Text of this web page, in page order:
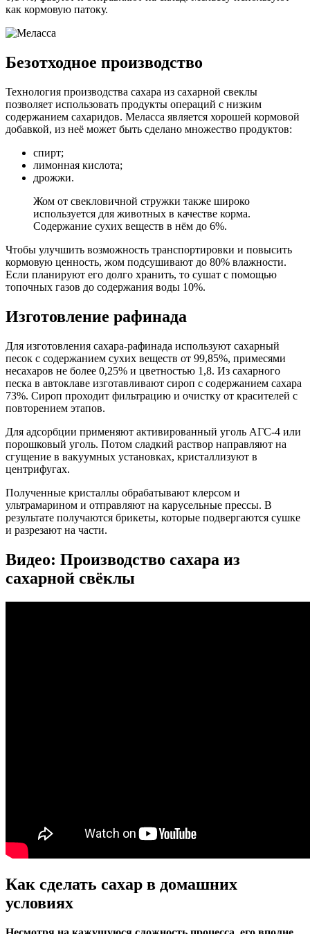
как кормовую патоку.
Безотходное производство
Технология производства сахара из сахарной свеклы
позволяет использовать продукты операций с низким
содержанием сахаридов. Меласса является хорошей кормовой
добавкой, из неё может быть сделано множество продуктов:
спирт;
лимонная кислота;
дрожжи.
Жом от свекловичной стружки также широко
используется для животных в качестве корма.
Содержание сухих веществ в нём до 6%.
Чтобы улучшить возможность транспортировки и повысить
кормовую ценность, жом подсушивают до 80% влажности.
Если планируют его долго хранить, то сушат с помощью
топочных газов до содержания воды 10%.
Изготовление рафинада
Для изготовления сахара-рафинада используют сахарный
песок с содержанием сухих веществ от 99,85%, примесями
несахаров не более 0,25% и цветностью 1,8. Из сахарного
песка в автоклаве изготавливают сироп с содержанием сахара
73%. Сироп проходит фильтрацию и очистку от красителей с
повторением этапов.
Для адсорбции применяют активированный уголь АГС-4 или
порошковый уголь. Потом сладкий раствор направляют на
сгущение в вакуумных установках, кристаллизуют в
центрифугах.
Полученные кристаллы обрабатывают клерсом и
ультрамарином и отправляют на карусельные прессы. В
результате получаются брикеты, которые подвергаются сушке
и разрезают на части.
Видео: Производство сахара из
сахарной свёклы
Как сделать сахар в домашних
условиях